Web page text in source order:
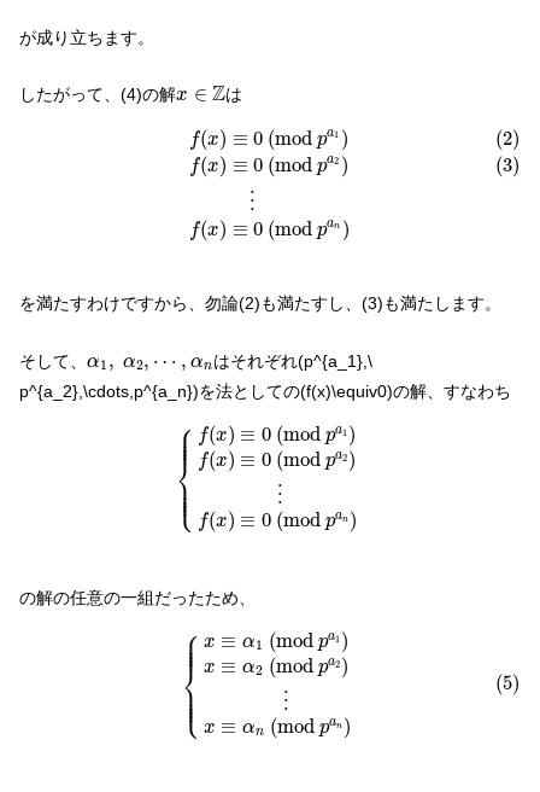
が成り立ちます。
したがって、(4)の解x ∈ Z
x ∈Z は
f(x) ≡ 0 (mod pa1 )
f(x) ≡ 0 (mod pa2 )
⋮
f(x) ≡ 0 (mod pan )
(2)
(3)
)(3)f ≡ 0 o d pa d p
を満たすわけですから、勿論(2)も満たすし、(3)も満たします。
そして、 α1 , α2, ⋯ , αn
α1 α2 ⋯ , n
はそれぞれ(p^{a_1},\
p^{a_2},\cdots,p^{a_n})を法としての(f(x)\equiv0)の解、すなわち
⎧
⎪
⎪
⎪
⎪
⎨
⎪
⎪ ⎪ ⎪⎩
f(x) ≡ 0 (mod pa1 )
f(x) ≡ 0 (mod pa2 )
⋮
f(x) ≡ 0 (mod pan )
x)≡ 0 mo d 1 f(x
の解の任意の一組だったため、
⎧
⎪
⎪
⎪
⎪
⎨
⎪
⎪ ⎪ ⎪⎩
x ≡ α1 (mod pa1 )
x ≡ α2 (mod pa2 )
⋮
x ≡ αn (mod pan )
(5)
m p a2)